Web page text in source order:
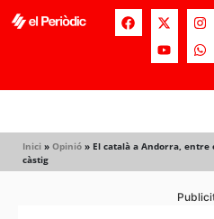
Inici » Opinió » El català a Andorra,
càstig